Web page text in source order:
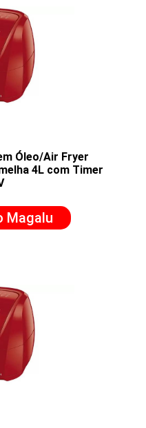
Óleo/Air Fryer
4L com Timer
Magalu